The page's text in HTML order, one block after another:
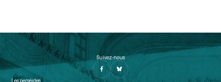
Suivez-nous
Les perséides